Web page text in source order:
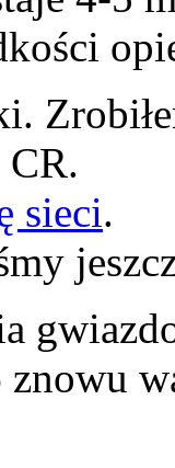
sieci.